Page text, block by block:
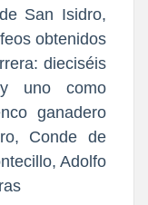
San Isidro,
obtenidos
dieciséis
uno como
ganadero
Conde de
Adolfo